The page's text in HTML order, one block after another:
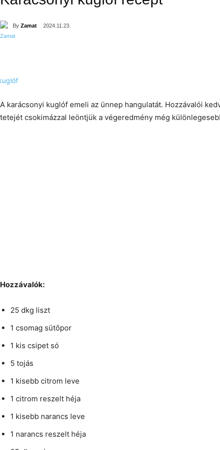
By Zamat 2024.11.23.
A karácsonyi kuglóf emeli az ünnep hangulatát. Hozzávalói
tetejét csokimázzal leöntjük a végeredmény még
Hozzávalók:
25 dkg liszt
1 csomag sütőpor
1 kis csipet só
5 tojás
1 kisebb citrom leve
1 citrom reszelt héja
1 kisebb narancs leve
1 narancs reszelt héja